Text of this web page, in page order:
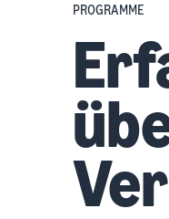
Verkaufstarif
Schritte zum
überprüfen
Lagern Sie
Aufträge aus
Profitieren Sie
präziseren
Neue
Erhalten Sie 10%
Lagerung mit FBA
Werben Sie im
B2B-Verkauf
Verbinden Sie
Global
Verkaufen Sie
Erhalten Sie
Wie Ihr
Preisübersicht
Verkaufstarife
Verkaufstarife
Online-Handel
Seller
Trainings- und
helfen, bei
Sind Sie bereit,
PROGRAMME